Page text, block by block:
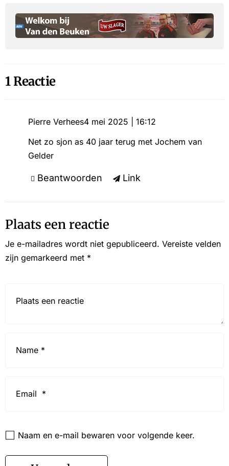
1 Reactie
Pierre Verhees4 mei 2025 | 16:12
Net zo sjon as 40 jaar terug met Jochem van
Gelder
Beantwoorden Link
Plaats een reactie
Je e-mailadres wordt niet gepubliceerd. Vereiste velden
zijn gemarkeerd met *
Naam en e-mail bewaren voor volgende keer.